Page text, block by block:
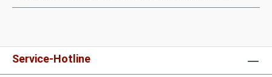
Service-Hotline